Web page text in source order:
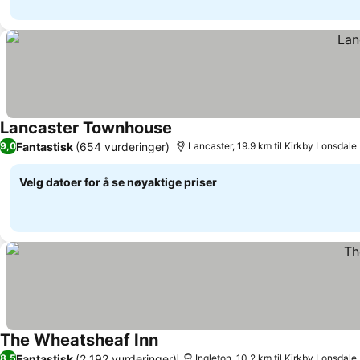
Lancaster Townhouse
9,0Fantastisk (654 vurderinger) Lancaster, 19.9 km til Kirkby Lonsdale
Velg datoer for å se nøyaktige priser
The Wheatsheaf Inn